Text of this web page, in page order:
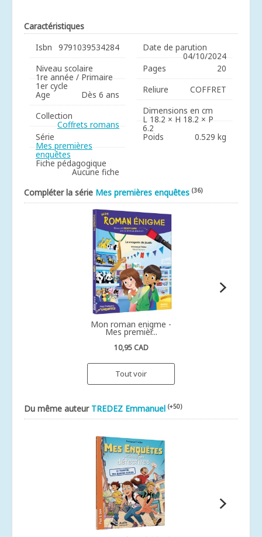
Caractéristiques
Isbn
9791039534284
Niveau scolaire
1re année / Primaire
1er cycle
Age
Dès 6 ans
Collection
Coffrets romans
Série
Mes premières
enquêtes
Fiche pédagogique
Aucune fiche
Date de parution
04/10/2024
Pages
20
Reliure
COFFRET
Dimensions en cm
L 18.2 × H 18.2 × P
6.2
Poids 0.529 kg
Compléter la série Mes premières enquêtes (36)
Mon roman enigme -
Mes premièr...
10,95 CAD
Tout voir
Du même auteur TREDEZ Emmanuel (+50)